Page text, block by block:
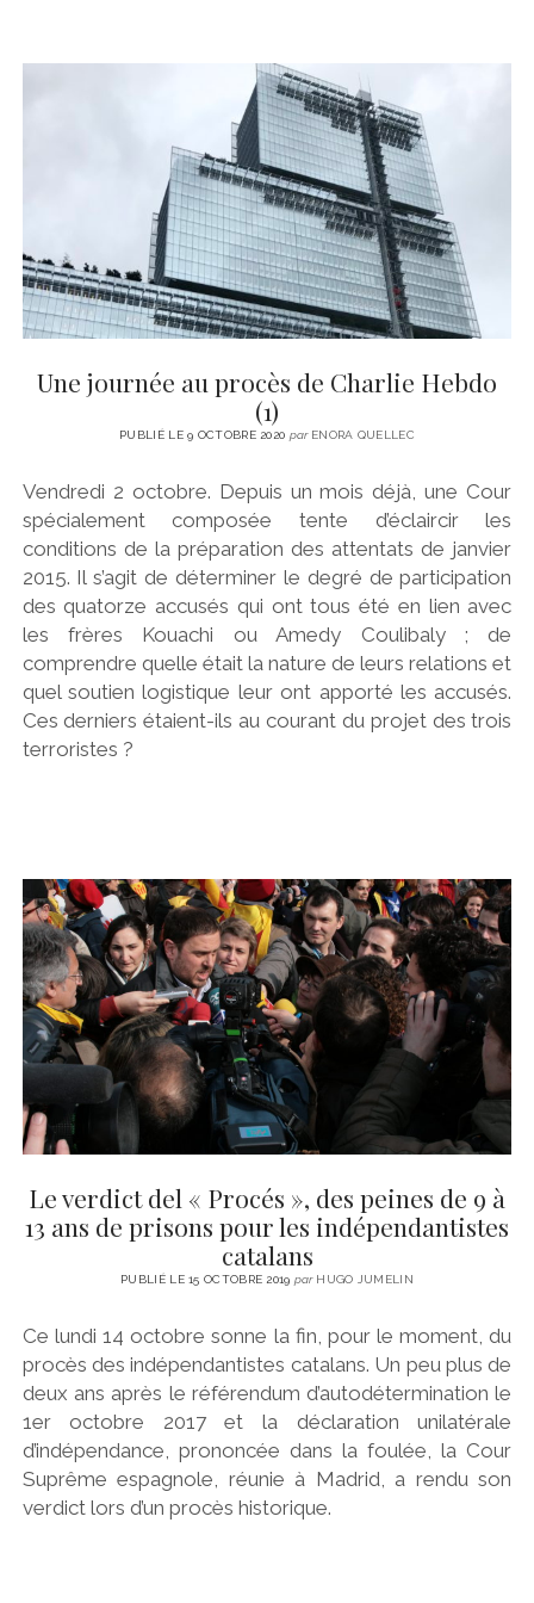
Une journée au procès de Charlie Hebdo
(1)
PUBLIÉ LE 9 OCTOBRE 2020 parENORA QUELLEC
Vendredi 2 octobre. Depuis un mois déjà, une Cour
spécialement composée tente d’éclaircir les
conditions de la préparation des attentats de janvier
2015. Il s’agit de déterminer le degré de participation
des quatorze accusés qui ont tous été en lien avec
les frères Kouachi ou Amedy Coulibaly ; de
comprendre quelle était la nature de leurs relations et
quel soutien logistique leur ont apporté les accusés.
Ces derniers étaient-ils au courant du projet des trois
terroristes ?
Le verdict del « Procés », des peines de 9 à
13 ans de prisons pour les indépendantistes
catalans
PUBLIÉ LE 15 OCTOBRE 2019 parHUGO JUMELIN
Ce lundi 14 octobre sonne la fin, pour le moment, du
procès des indépendantistes catalans. Un peu plus de
deux ans après le référendum d’autodétermination le
1er octobre 2017 et la déclaration unilatérale
d’indépendance, prononcée dans la foulée, la Cour
Suprême espagnole, réunie à Madrid, a rendu son
verdict lors d’un procès historique.